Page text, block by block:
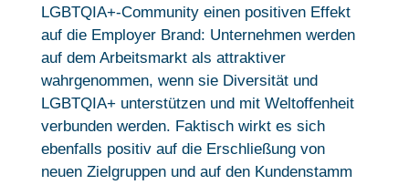
LGBTQIA+-Community einen positiven Effekt
auf die Employer Brand: Unternehmen werden
auf dem Arbeitsmarkt als attraktiver
wahrgenommen, wenn sie Diversität und
LGBTQIA+ unterstützen und mit Weltoffenheit
verbunden werden. Faktisch wirkt es sich
ebenfalls positiv auf die Erschließung von
neuen Zielgruppen und auf den Kundenstamm